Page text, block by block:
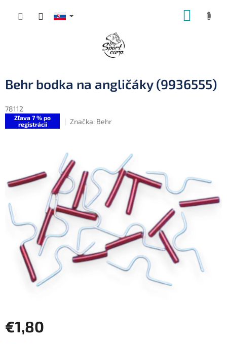
Behr bodka na angličáky (9936555)
78112
Zľava 7 % po
registrácii
Značka: Behr
€1,80